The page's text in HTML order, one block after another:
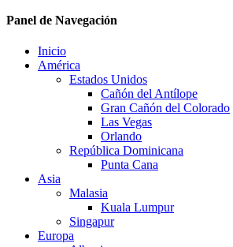
Panel de Navegación
Inicio
América
Estados Unidos
Cañón del Antílope
Gran Cañón del Colorado
Las Vegas
Orlando
República Dominicana
Punta Cana
Asia
Malasia
Kuala Lumpur
Singapur
Europa